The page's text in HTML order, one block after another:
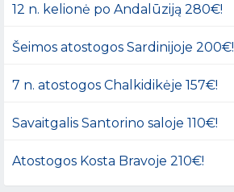
12 n. kelionė po Andalūziją 280€!
Šeimos atostogos Sardinijoje 200€!
7 n. atostogos Chalkidikėje 157€!
Savaitgalis Santorino saloje 110€!
Atostogos Kosta Bravoje 210€!